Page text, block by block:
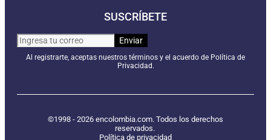
SUSCRÍBETE
Al registrarte, aceptas nuestros términos y el acuerdo de Política de
Privacidad.
©1998 - 2026 encolombia.com. Todos los derechos
reservados.
Política de privacidad